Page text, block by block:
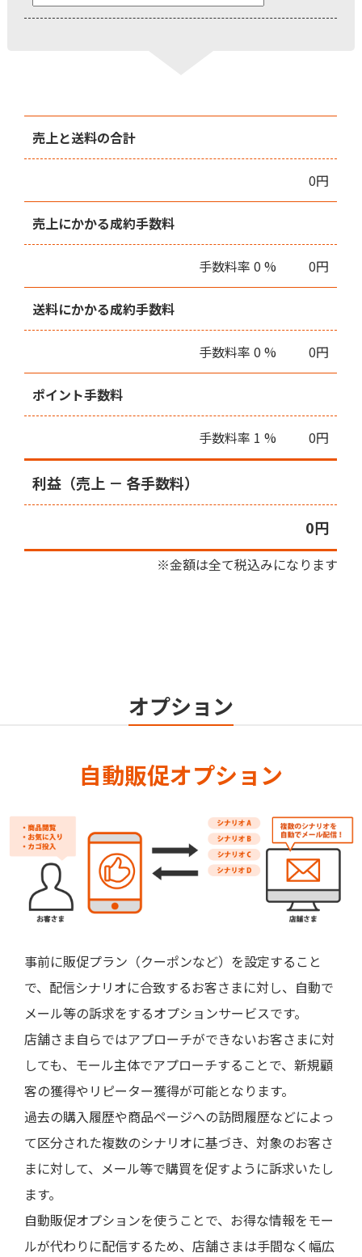
売上と送料の合計
0円
売上にかかる成約手数料
手数料率0 % 0円
送料にかかる成約手数料
手数料率0 % 0円
ポイント手数料
手数料率 1 % 0円
利益（売上 － 各手数料）
0円
※金額は全て税込みになります
オプション
自動販促オプション
事前に販促プラン（クーポンなど）を設定すること
で、配信シナリオに合致するお客さまに対し、自動で
メール等の訴求をするオプションサービスです。
店舗さま自らではアプローチができないお客さまに対
しても、モール主体でアプローチすることで、新規顧
客の獲得やリピーター獲得が可能となります。
過去の購入履歴や商品ページへの訪問履歴などによっ
て区分された複数のシナリオに基づき、対象のお客さ
まに対して、メール等で購買を促すように訴求いたし
ます。
自動販促オプションを使うことで、お得な情報をモー
ルが代わりに配信するため、店舗さまは手間なく幅広